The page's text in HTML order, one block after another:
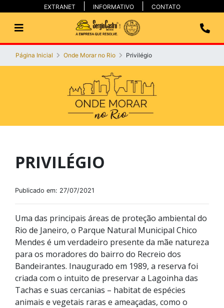
EXTRANET INFORMATIVO CONTATO
Página Inicial Onde Morar no Rio Privilégio
PRIVILÉGIO
Publicado em: 27/07/2021
Uma das principais áreas de proteção ambiental do
Rio de Janeiro, o Parque Natural Municipal Chico
Mendes é um verdadeiro presente da mãe natureza
para os moradores do bairro do Recreio dos
Bandeirantes. Inaugurado em 1989, a reserva foi
criada com o intuito de preservar a Lagoinha das
Tachas e suas cercanias – habitat de espécies
animais e vegetais raras e ameaçadas, como o